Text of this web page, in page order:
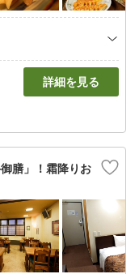
詳細を見る
膳」！霜降りお